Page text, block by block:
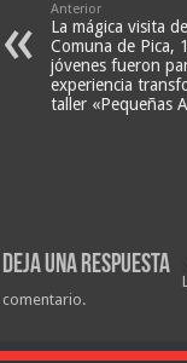
Anterior
La mágica visita
Comuna de Pica,
jóvenes fueron
experiencia
taller «Pequeñas
Deja una respuesta
comentario.